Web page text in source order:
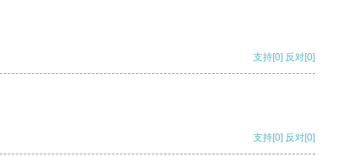
支持[0] 反对[0]
支持[0] 反对[0]